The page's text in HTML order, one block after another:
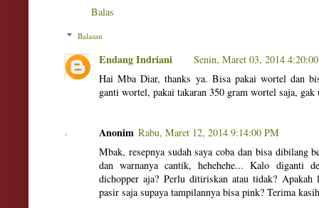
Balas
Balasan
Endang Indriani
Senin, Maret 03, 2014
Hai Mba Diar, thanks ya. Bisa pakai wortel dan
ganti wortel, pakai takaran 350 gram wortel saja, gak
Anonim Rabu, Maret 12, 2014 9:14:00 PM
Mbak, resepnya sudah saya coba dan bisa dibilang
dan warnanya cantik, hehehehe... Kalo diganti
dichopper aja? Perlu ditiriskan atau tidak?
pasir saja supaya tampilannya bisa pink? Terima